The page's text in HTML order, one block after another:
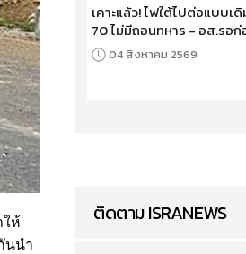
ให้
นนำ
เคาะแล้ว! ไฟใต้ไปต่อแบบเ
70 ไม่มีถอนทหาร - อส.รอก่
04 สิงหาคม 2569
ติดตาม ISRANEWS